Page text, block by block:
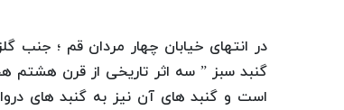
در انتهای خیابان چهار مردان قم ؛
گنبد سبز ” سه اثر تاریخی از قرن هشتم
است و گنبد های آن نیز به گنبد های